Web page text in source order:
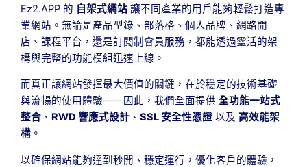
Ez2.APP 的 自架式網站 讓不同產業的用戶能夠輕鬆打造專
業網站。無論是產品型錄、部落格、個人品牌、網路開
店、課程平台，還是訂閱制會員服務，都能透過靈活的架
構與完整的功能模組迅速上線。
而真正讓網站發揮最大價值的關鍵，在於穩定的技術基礎
與流暢的使用體驗——因此，我們全面提供 全功能一站式
整合 、 RWD 響應式設計 、 SSL 安全性憑證 以及 高效能架
構 。
以確保網站能夠達到秒開、穩定運行，優化客戶的體驗，